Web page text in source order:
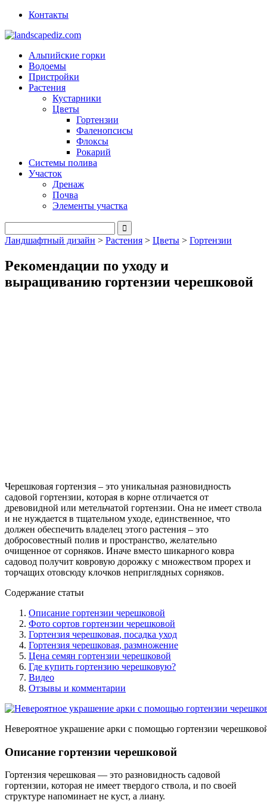
Контакты
Альпийские горки
Водоемы
Пристройки
Растения
Кустарники
Цветы
Гортензии
Фаленопсисы
Флоксы
Рокарий
Системы полива
Участок
Дренаж
Почва
Элементы участка
Ландшафтный дизайн > Растения > Цветы > Гортензии
Рекомендации по уходу и
выращиванию гортензии черешковой
Черешковая гортензия – это уникальная разновидность
садовой гортензии, которая в корне отличается от
древовидной или метельчатой гортензии. Она не имеет ствола
и не нуждается в тщательном уходе, единственное, что
должен обеспечить владелец этого растения – это
добросовестный полив и пространство, желательно
очищенное от сорняков. Иначе вместо шикарного ковра
садовод получит ковровую дорожку с множеством прорех и
торчащих отовсюду клочков неприглядных сорняков.
Содержание статьи
Описание гортензии черешковой
Фото сортов гортензии черешковой
Гортензия черешковая, посадка уход
Гортензия черешковая, размножение
Цена семян гортензии черешковой
Где купить гортензию черешковую?
Видео
Отзывы и комментарии
Невероятное украшение арки с помощью гортензии
Описание гортензии черешковой
Гортензия черешковая — это разновидность садовой
гортензии, которая не имеет твердого ствола, и по своей
структуре напоминает не куст, а лиану.